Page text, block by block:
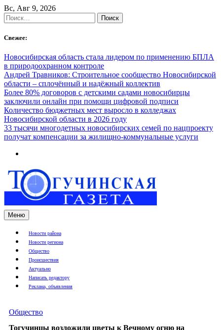
Skip
to
content
Вс, Авг 9, 2026
Найти:
Свежее:
Новосибирская область стала лидером по применению БПЛА
в природоохранном контроле
Андрей Травников: Строительное сообщество Новосибирской
области – сплочённый и надёжный коллектив
Более 80% договоров с детскими садами новосибирцы
заключили онлайн при помощи цифровой подписи
Количество бюджетных мест выросло в колледжах
Новосибирской области в 2026 году
33 тысячи многодетных новосибирских семей по нацпроекту
получат компенсации за жилищно-коммунальные услуги
Меню
Новости района
Новости региона
Общество
Происшествия
Актуально
Написать редактору
Реклама, объявления
Общество
Тогучинцы возложили цветы к Вечному огню на